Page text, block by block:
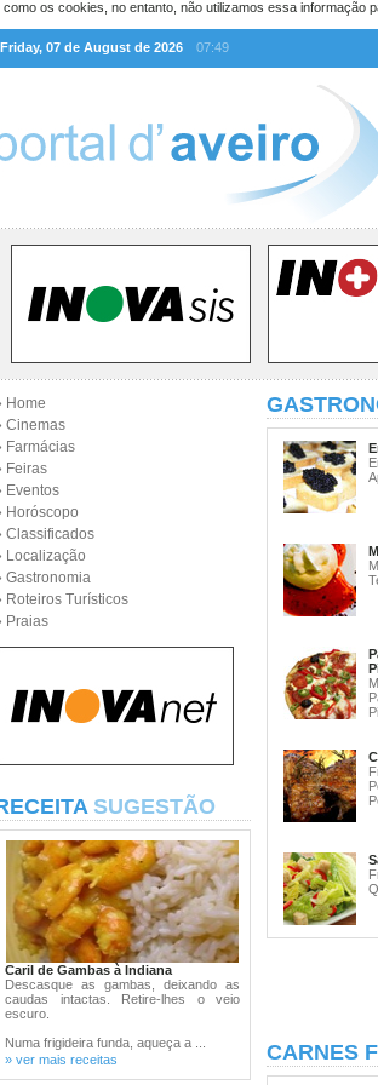
os cookies, no entanto, não utilizamos essa informação
Friday, 07 de August de 2026
07:49
Home
Cinemas
Farmácias
Feiras
Eventos
Horóscopo
Classificados
Localização
Gastronomia
Roteiros Turísticos
Praias
SUGESTÃO
Caril de Gambas à Indiana
Descasque as gambas, deixando as
caudas intactas. Retire-lhes o veio
escuro.
Numa frigideira funda, aqueça a ...
» ver mais receitas
CARNES